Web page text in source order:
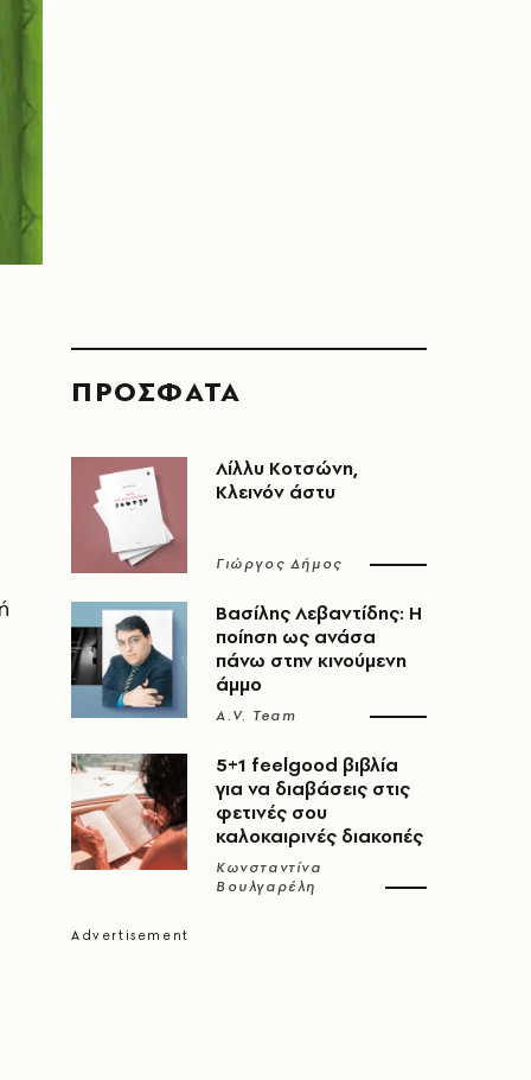
ΠΡΟΣΦΑΤΑ
Λίλλυ Κοτσώνη,
Κλεινόν άστυ
Γιώργος Δήμος
Βασίλης Λεβαντίδης: Η
ποίηση ως ανάσα
πάνω στην κινούμενη
άμμο
A.V. Team
5+1 feelgood βιβλία
για να διαβάσεις στις
φετινές σου
καλοκαιρινές διακοπές
Κωνσταντίνα
Βουλγαρέλη